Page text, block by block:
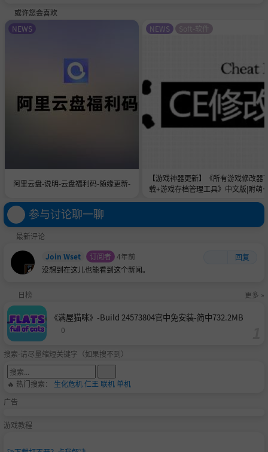
或许您会喜欢
阿里云盘-说明-云盘福利码-随缘更新-
NEWS
【游戏神器更新】《所有游戏修改器
载+游戏存档管理工具》中文版|附萌
NEWS Soft-软件
参与讨论聊一聊
最新评论
Join Wset
订阅者 4年前
回复
没想到在这儿也能看到这个新闻。
日榜 更多 »
《满屋猫咪》-Build 24573804官中免安装-简中732.2MB
0
搜索-请尽量缩短关键字（如果搜不到）
🔥 热门搜索： 生化危机仁王 联机单机
广告
游戏教程